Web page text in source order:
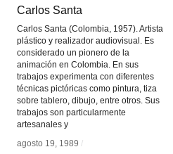
Carlos Santa
Carlos Santa (Colombia, 1957). Artista
plástico y realizador audiovisual. Es
considerado un pionero de la
animación en Colombia. En sus
trabajos experimenta con diferentes
técnicas pictóricas como pintura, tiza
sobre tablero, dibujo, entre otros. Sus
trabajos son particularmente
artesanales y
agosto 19, 1989 /
Carlos Santa
agosto 19, 1989 /